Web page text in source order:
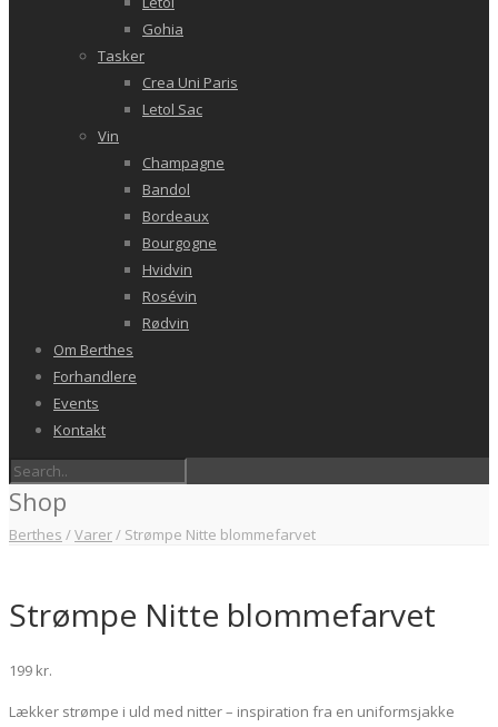
Gohia
Tasker
Crea Uni Paris
Letol Sac
Vin
Champagne
Bandol
Bordeaux
Bourgogne
Hvidvin
Rosévin
Rødvin
Om Berthes
Forhandlere
Events
Kontakt
Shop
Berthes /Varer/ Strømpe Nitte blommefarvet
Strømpe Nitte blommefarvet
199 kr.
Lækker strømpe i uld med nitter – inspiration fra en uniformsjakke